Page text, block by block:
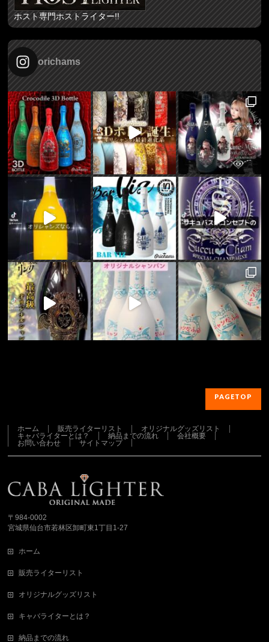
ホスト専門ホストライター!!
orichams
PAGETOP
ホーム 販売ライターリスト
オリジナルグッズリスト
キャバライターとは？
納品までの流れ
会社概要
お問い合わせ
サイトマップ
〒984-0002
宮城県仙台市若林区卸町東1丁目1-27
ホーム
販売ライターリスト
オリジナルグッズリスト
キャバライターとは？
納品までの流れ